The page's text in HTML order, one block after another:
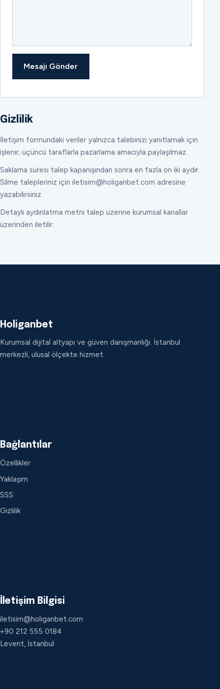
Mesajı Gönder
Gizlilik
İletişim formundaki veriler yalnızca talebinizi yanıtlamak için
işlenir; üçüncü taraflarla pazarlama amacıyla paylaşılmaz.
Saklama süresi talep kapanışından sonra en fazla on iki aydır.
Silme talepleriniz için iletisim@holiganbet.com adresine
yazabilirsiniz.
Detaylı aydınlatma metni talep üzerine kurumsal kanallar
üzerinden iletilir.
Holiganbet
Kurumsal dijital altyapı ve güven danışmanlığı. İstanbul
merkezli, ulusal ölçekte hizmet.
Bağlantılar
Özellikler
Yaklaşım
SSS
Gizlilik
İletişim Bilgisi
iletisim@holiganbet.com
+90 212 555 0184
Levent, İstanbul